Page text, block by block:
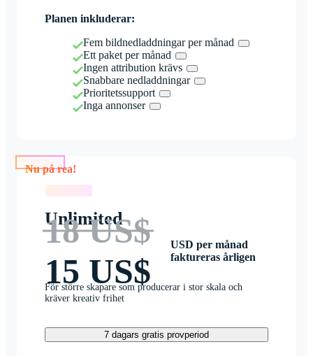
Planen inkluderar:
Fem bildnedladdningar per månad
Ett paket per månad
Ingen attribution krävs
Snabbare nedladdningar
Prioritetssupport
Inga annonser
Nu på rea!
Unlimited
18 US$
15 US$
USD per månad
faktureras årligen
För större skapare som producerar i stor skala och
kräver kreativ frihet
7 dagars gratis provperiod